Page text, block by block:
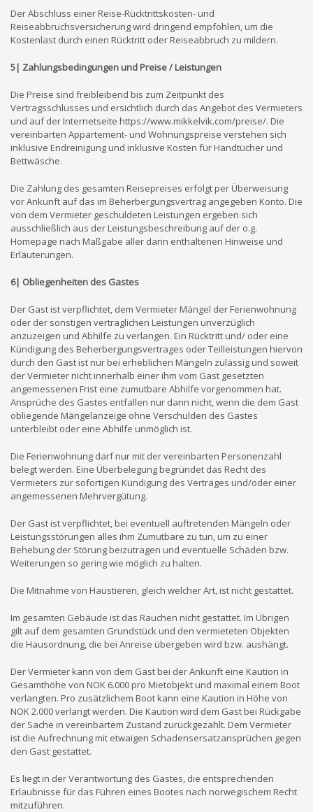
Der Abschluss einer Reise-Rücktrittskosten- und
Reiseabbruchsversicherung wird dringend empfohlen, um die
Kostenlast durch einen Rücktritt oder Reiseabbruch zu mildern.
5| Zahlungsbedingungen und Preise / Leistungen
Die Preise sind freibleibend bis zum Zeitpunkt des
Vertragsschlusses und ersichtlich durch das Angebot des Vermieters
und auf der Internetseite https://www.mikkelvik.com/preise/. Die
vereinbarten Appartement- und Wohnungspreise verstehen sich
inklusive Endreinigung und inklusive Kosten für Handtücher und
Bettwäsche.
Die Zahlung des gesamten Reisepreises erfolgt per Überweisung
vor Ankunft auf das im Beherbergungsvertrag angegeben Konto. Die
von dem Vermieter geschuldeten Leistungen ergeben sich
ausschließlich aus der Leistungsbeschreibung auf der o.g.
Homepage nach Maßgabe aller darin enthaltenen Hinweise und
Erläuterungen.
6| Obliegenheiten des Gastes
Der Gast ist verpflichtet, dem Vermieter Mängel der Ferienwohnung
oder der sonstigen vertraglichen Leistungen unverzüglich
anzuzeigen und Abhilfe zu verlangen. Ein Rücktritt und/ oder eine
Kündigung des Beherbergungsvertrages oder Teilleistungen hiervon
durch den Gast ist nur bei erheblichen Mängeln zulässig und soweit
der Vermieter nicht innerhalb einer ihm vom Gast gesetzten
angemessenen Frist eine zumutbare Abhilfe vorgenommen hat.
Ansprüche des Gastes entfallen nur dann nicht, wenn die dem Gast
obliegende Mängelanzeige ohne Verschulden des Gastes
unterbleibt oder eine Abhilfe unmöglich ist.
Die Ferienwohnung darf nur mit der vereinbarten Personenzahl
belegt werden. Eine Überbelegung begründet das Recht des
Vermieters zur sofortigen Kündigung des Vertrages und/oder einer
angemessenen Mehrvergütung.
Der Gast ist verpflichtet, bei eventuell auftretenden Mängeln oder
Leistungsstörungen alles ihm Zumutbare zu tun, um zu einer
Behebung der Störung beizutragen und eventuelle Schäden bzw.
Weiterungen so gering wie möglich zu halten.
Die Mitnahme von Haustieren, gleich welcher Art, ist nicht gestattet.
Im gesamten Gebäude ist das Rauchen nicht gestattet. Im Übrigen
gilt auf dem gesamten Grundstück und den vermieteten Objekten
die Hausordnung, die bei Anreise übergeben wird bzw. aushängt.
Der Vermieter kann von dem Gast bei der Ankunft eine Kaution in
Gesamthöhe von NOK 6.000 pro Mietobjekt und maximal einem Boot
verlangten. Pro zusätzlichem Boot kann eine Kaution in Höhe von
NOK 2.000 verlangt werden. Die Kaution wird dem Gast bei Rückgabe
der Sache in vereinbartem Zustand zurückgezahlt. Dem Vermieter
ist die Aufrechnung mit etwaigen Schadensersatzansprüchen gegen
den Gast gestattet.
Es liegt in der Verantwortung des Gastes, die entsprechenden
Erlaubnisse für das Führen eines Bootes nach norwegischem Recht
mitzuführen.